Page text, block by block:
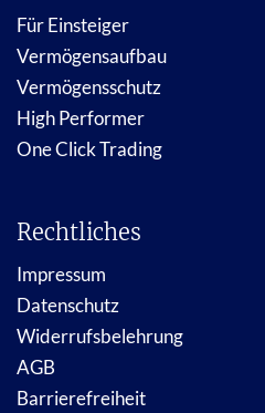
Für Einsteiger
Vermögensaufbau
Vermögensschutz
High Performer
One Click Trading
Rechtliches
Impressum
Datenschutz
Widerrufsbelehrung
AGB
Barrierefreiheit